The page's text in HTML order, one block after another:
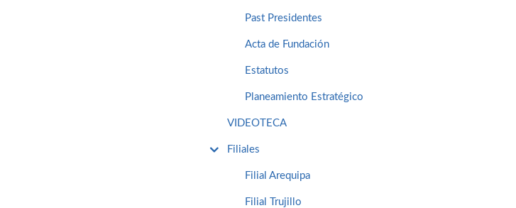
Past Presidentes
Acta de Fundación
Estatutos
Planeamiento Estratégico
VIDEOTECA
Filiales
Filial Arequipa
Filial Trujillo